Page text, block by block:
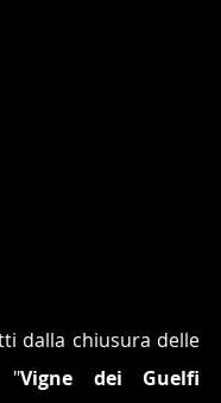
dalla chiusura delle
"Vigne dei Guelfi